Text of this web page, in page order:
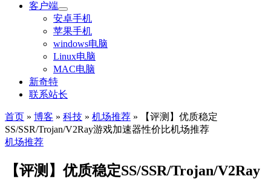
客户端
安卓手机
苹果手机
windows电脑
Linux电脑
MAC电脑
新奇特
联系站长
首页 » 博客 » 科技 » 机场推荐 »
【评测】优质稳定
SS/SSR/Trojan/V2Ray游戏加速器性价比机场推荐
机场推荐
【评测】优质稳定SS/SSR/Trojan/V2Ray